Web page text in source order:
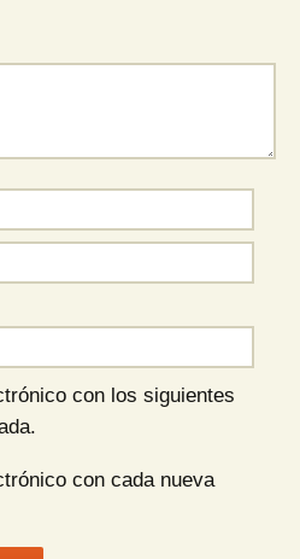
con los siguientes
con cada nueva